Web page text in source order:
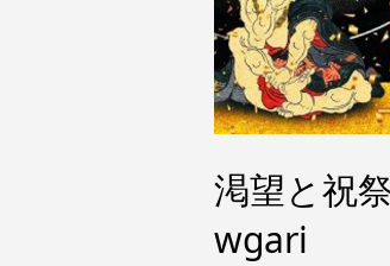
渇望と祝
wgari